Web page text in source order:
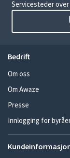
Servicesteder
Bedrift
Om oss
Om Awaze
Presse
Innlogging for